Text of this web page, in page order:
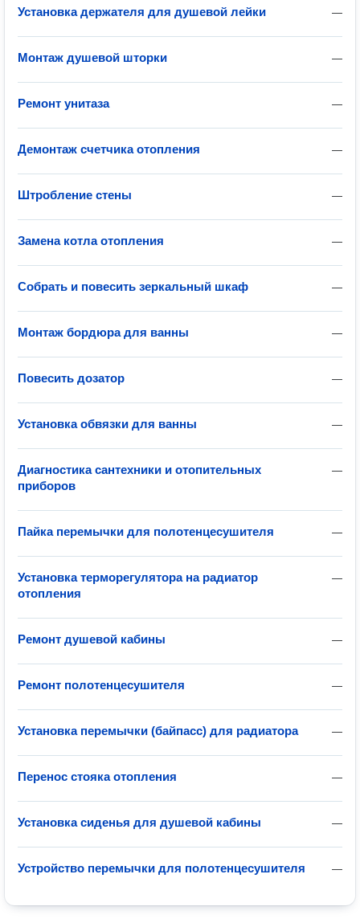
—
Установка держателя для душевой лейки
—
Монтаж душевой шторки
—
Ремонт унитаза
—
Демонтаж счетчика отопления
—
Штробление стены
—
Замена котла отопления
—
Собрать и повесить зеркальный шкаф
—
Монтаж бордюра для ванны
—
Повесить дозатор
—
Установка обвязки для ванны
—
Диагностика сантехники и отопительных
приборов
—
Пайка перемычки для полотенцесушителя
—
Установка терморегулятора на радиатор
отопления
—
Ремонт душевой кабины
—
Ремонт полотенцесушителя
—
Установка перемычки (байпасс) для радиатора
—
Перенос стояка отопления
—
Установка сиденья для душевой кабины
—
Устройство перемычки для полотенцесушителя